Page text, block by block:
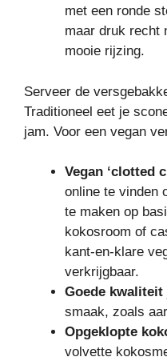
met een ronde
maar druk recht
mooie rijzing.
Serveer de
Traditioneel eet je
jam. Voor een vegan
Vegan ‘clotted
online te vinden
te maken op
kokosroom of
kant-en-klare
verkrijgbaar.
Goede kwaliteit
smaak, zoals
Opgeklopte
volvette